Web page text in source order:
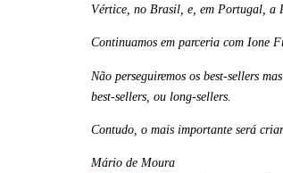
Vértice, no Brasil, e, em Portugal, a
Continuamos em parceria com Ione
Não perseguiremos os best-sellers
best-sellers, ou long-sellers.
Contudo, o mais importante será
Mário de Moura